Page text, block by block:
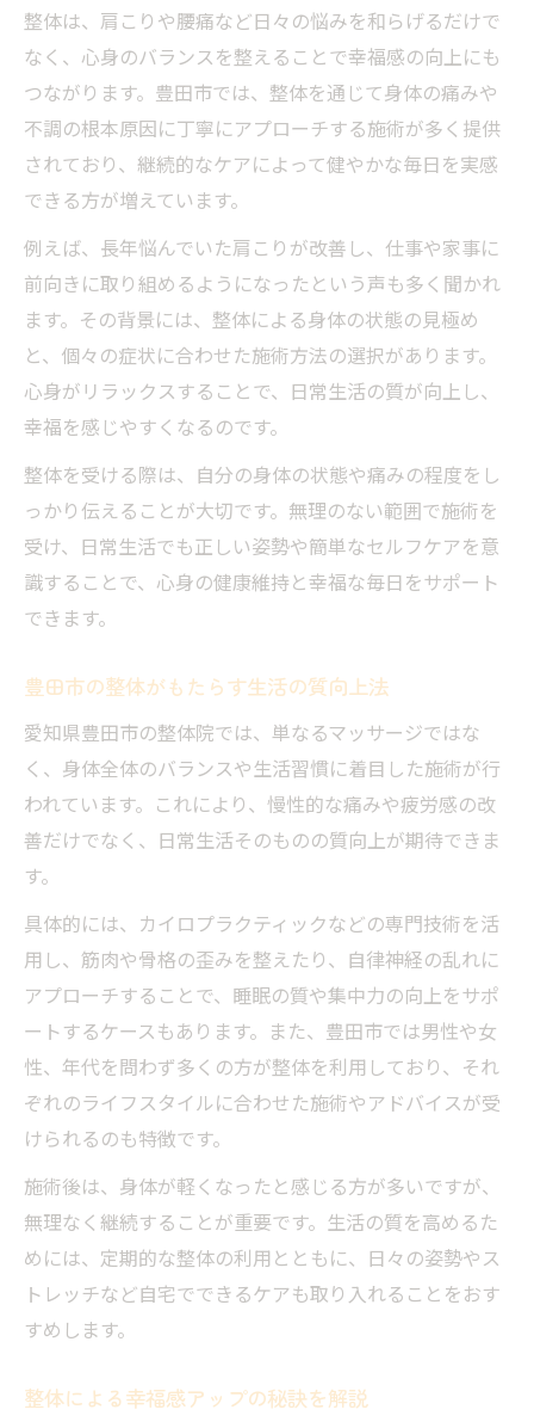
習慣
整体の力で日常疲労を解消するポイント
男性が豊田市で整体に求めるリラクゼーション
体験
男性が整体で得る豊田市の癒しの時間
整体のリラクゼーション効果を男性目線で
解説
豊田市で男性に人気の整体体験の魅力とは
整体で男性がリフレッシュできる理由とは
豊田市の男性が整体で叶える心身のリセッ
肩こり腰痛に整体が効果的な理由を解説
整体で和らぐ身体の痛みとその魅力
豊田市で整体が支持される効果とは
幸福度高い豊田市で見直す整体と心身ケア
豊田市の幸福度と整体がもたらす心身ケア
整体で幸福な生活を実現する方法とは
豊田市で整体を取り入れる幸福度アップ術
心身ケアに整体を活用する豊田市の魅力
仕事終わりに通う整体で続く健康ライフ
整体で仕事終わりの疲れを癒す方法
健康ライフを保つ整体通いのコツ
仕事後に整体でリフレッシュする習慣
整体がサポートする充実のアフターケア
継続的な整体で実感する健康維持効果
整体は、肩こりや腰痛など日々の悩みを和らげるだけで
なく、心身のバランスを整えることで幸福感の向上にも
つながります。豊田市では、整体を通じて身体の痛みや
不調の根本原因に丁寧にアプローチする施術が多く提供
されており、継続的なケアによって健やかな毎日を実感
できる方が増えています。
例えば、長年悩んでいた肩こりが改善し、仕事や家事に
前向きに取り組めるようになったという声も多く聞かれ
ます。その背景には、整体による身体の状態の見極め
と、個々の症状に合わせた施術方法の選択があります。
心身がリラックスすることで、日常生活の質が向上し、
幸福を感じやすくなるのです。
整体を受ける際は、自分の身体の状態や痛みの程度をし
っかり伝えることが大切です。無理のない範囲で施術を
受け、日常生活でも正しい姿勢や簡単なセルフケアを意
識することで、心身の健康維持と幸福な毎日をサポート
できます。
豊田市の整体がもたらす生活の質向上法
愛知県豊田市の整体院では、単なるマッサージではな
く、身体全体のバランスや生活習慣に着目した施術が行
われています。これにより、慢性的な痛みや疲労感の改
善だけでなく、日常生活そのものの質向上が期待できま
す。
具体的には、カイロプラクティックなどの専門技術を活
用し、筋肉や骨格の歪みを整えたり、自律神経の乱れに
アプローチすることで、睡眠の質や集中力の向上をサポ
ートするケースもあります。また、豊田市では男性や女
性、年代を問わず多くの方が整体を利用しており、それ
ぞれのライフスタイルに合わせた施術やアドバイスが受
けられるのも特徴です。
施術後は、身体が軽くなったと感じる方が多いですが、
無理なく継続することが重要です。生活の質を高めるた
めには、定期的な整体の利用とともに、日々の姿勢やス
トレッチなど自宅でできるケアも取り入れることをおす
すめします。
整体による幸福感アップの秘訣を解説